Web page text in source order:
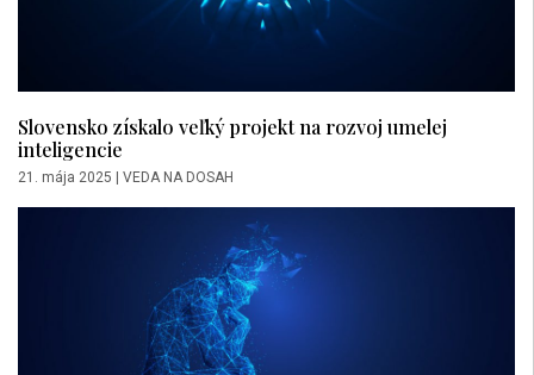
Slovensko získalo veľký projekt na rozvoj umelej
inteligencie
21. mája 2025 | VEDA NA DOSAH